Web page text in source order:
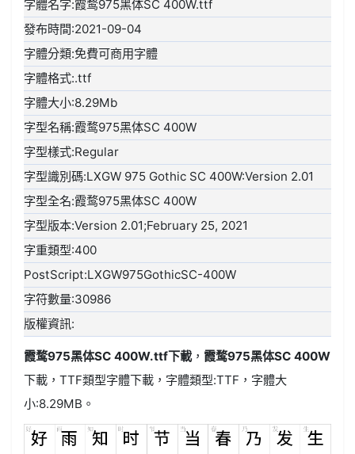
字體名字:霞鹜975黑体SC 400W.ttf
發布時間:2021-09-04
字體分類:免費可商用字體
字體格式:.ttf
字體大小:8.29Mb
字型名稱:霞鹜975黑体SC 400W
字型樣式:Regular
字型識別碼:LXGW 975 Gothic SC 400W:Version 2.01
字型全名:霞鹜975黑体SC 400W
字型版本:Version 2.01;February 25, 2021
字重類型:400
PostScript:LXGW975GothicSC-400W
字符數量:30986
版權資訊:
霞鹜975黑体SC 400W.ttf下載， 霞鹜975黑体SC 400W
下載，TTF類型字體下載，字體類型:TTF ，字體大
小:8.29MB。